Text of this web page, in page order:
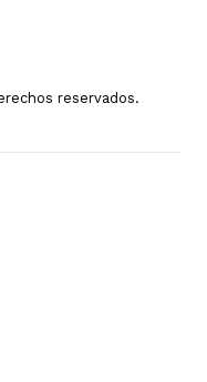
reservados.